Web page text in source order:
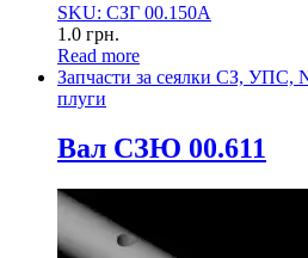
SKU: СЗГ 00.150А
1.0 грн.
Read more
Запчасти за сеялки СЗ, УПС,
плуги
Вал СЗЮ 00.611